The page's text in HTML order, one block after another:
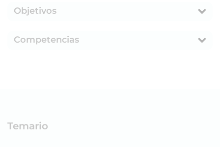
Objetivos
Competencias
Temario